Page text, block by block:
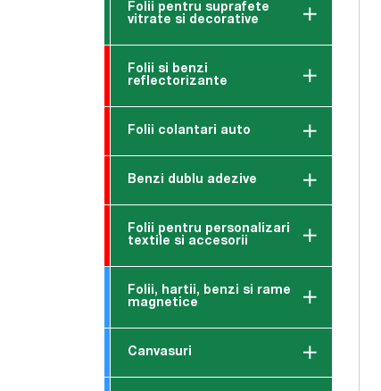
Folii pentru suprafete
vitrate si decorative
Folii si benzi
reflectorizante
Folii colantari auto
Benzi dublu adezive
Folii pentru personalizari
textile si accesorii
Folii, hartii, benzi si rame
magnetice
Canvasuri